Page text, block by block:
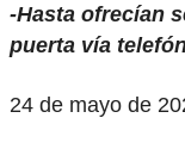
-Hasta ofrecían
puerta vía
24 de mayo de